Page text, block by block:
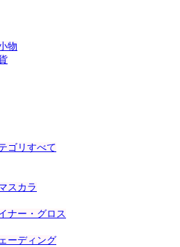
物
ゴリすべて
スカラ
ナー・グロス
ーディング